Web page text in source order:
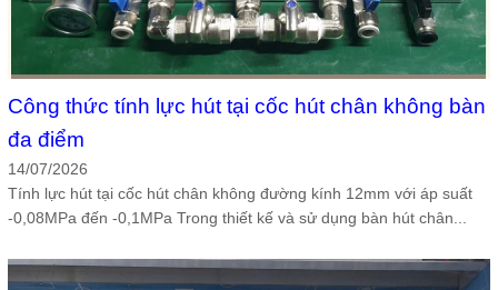
Công thức tính lực hút tại cốc hút chân không bàn
đa điểm
14/07/2026
Tính lực hút tại cốc hút chân không đường kính 12mm với áp suất
-0,08MPa đến -0,1MPa Trong thiết kế và sử dụng bàn hút chân...